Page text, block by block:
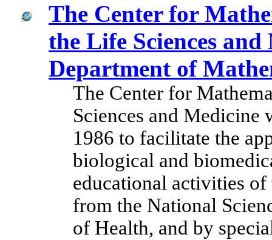
The Center for
the Life Sciences
Department of
The Center for
Sciences and Medicine
1986 to facilitate the
biological and
educational activities of
from the National
of Health, and by